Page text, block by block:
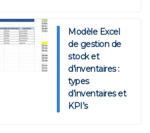
Modèle Excel
de gestion de
stock et
d’inventaires :
types
d’inventaires et
KPI’s